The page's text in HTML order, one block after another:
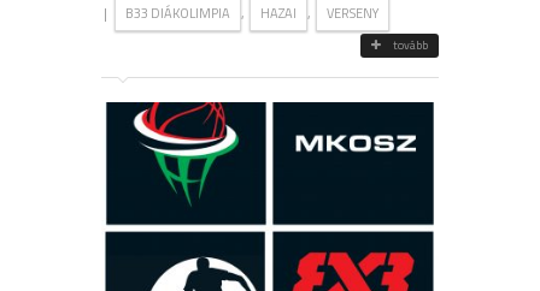
| B33 DIÁKOLIMPIA , HAZAI , VERSENY
tovább